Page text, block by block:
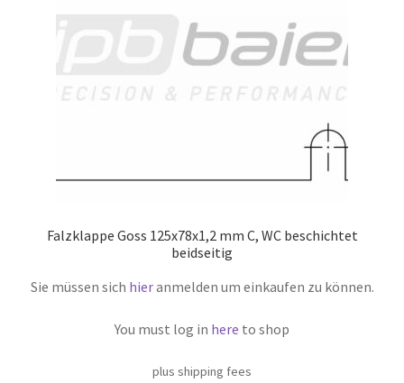
Falzklappe Goss 125x78x1,2 mm C, WC beschichtet
beidseitig
Sie müssen sich hieranmelden um einkaufen zu können.
You must log in here to shop
plus shipping fees